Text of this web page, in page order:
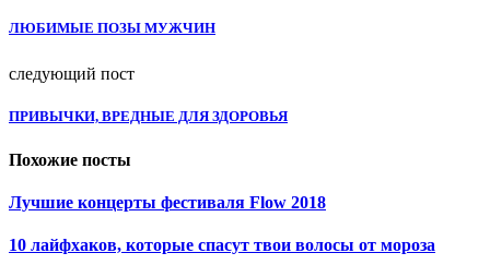
ЛЮБИМЫЕ ПОЗЫ МУЖЧИН
следующий пост
ПРИВЫЧКИ, ВРЕДНЫЕ ДЛЯ ЗДОРОВЬЯ
Похожие посты
Лучшие концерты фестиваля Flow 2018
10 лайфхаков, которые спасут твои волосы от мороза